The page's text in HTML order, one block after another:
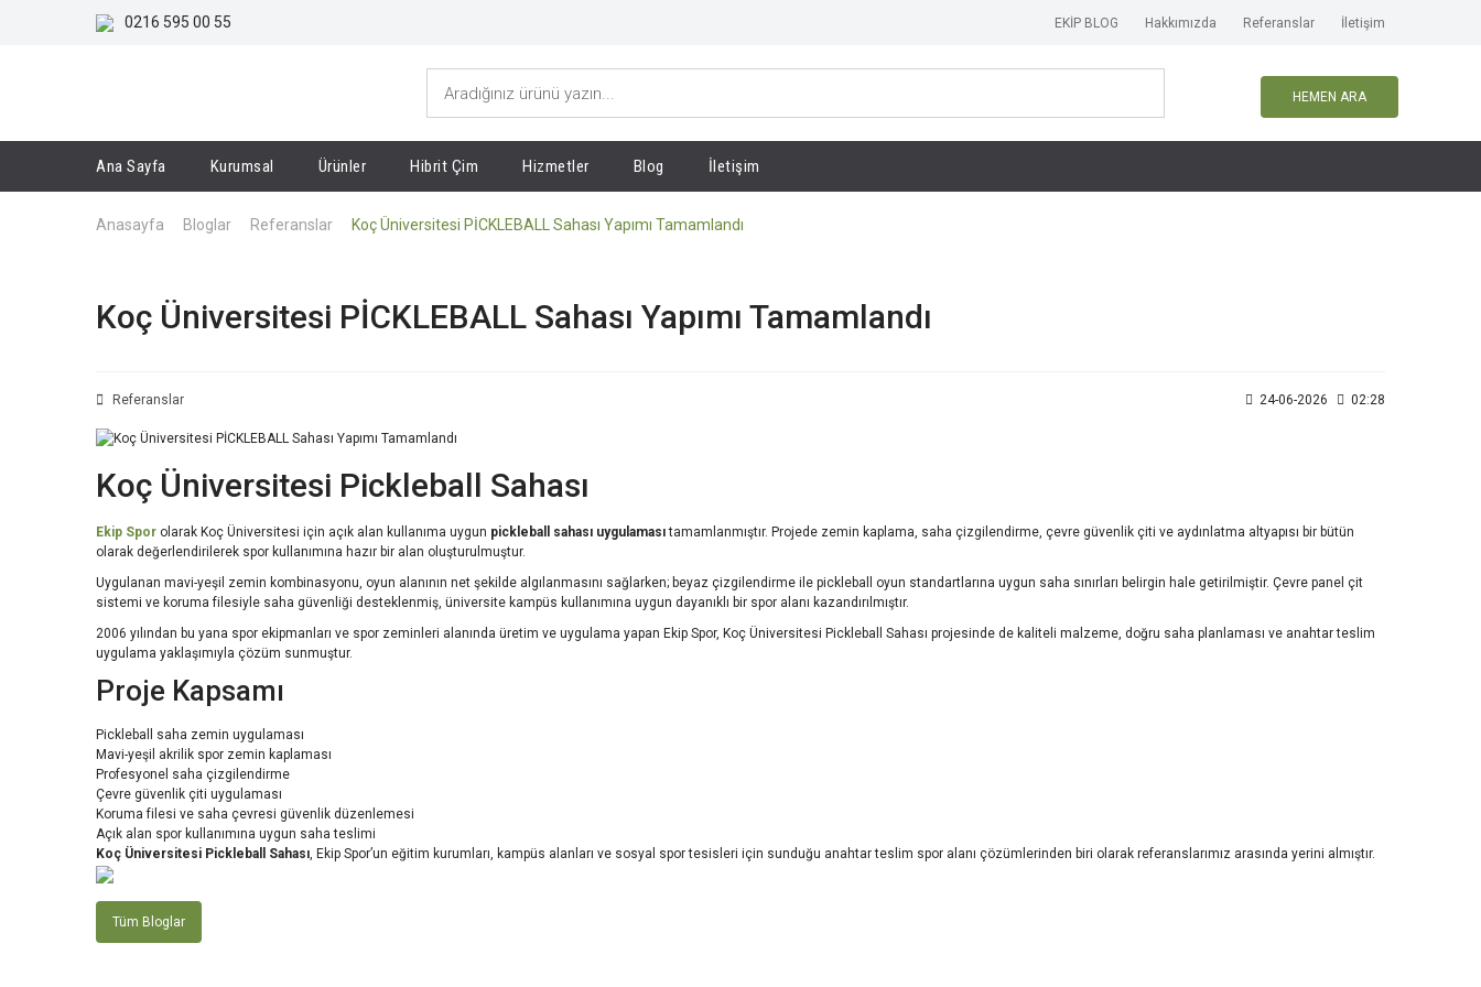
0216 595 00 55 EKİP BLOG Hakkımızda Referanslar İletişim
HEMEN ARA
Ana Sayfa Kurumsal Ürünler Hibrit Çim Hizmetler Blog İletişim
Anasayfa Bloglar Referanslar Koç Üniversitesi PİCKLEBALL Sahası Yapımı Tamamlandı
Koç Üniversitesi PİCKLEBALL Sahası Yapımı Tamamlandı
Referanslar 24-06-2026 02:28
Koç Üniversitesi Pickleball Sahası
Ekip Spor olarak Koç Üniversitesi için açık alan kullanıma uygun pickleball sahası uygulamasıtamamlanmıştır. Projede zemin kaplama, saha çizgilendirme, çevre güvenlik çiti ve aydınlatma altyapısı bir bütün
olarak değerlendirilerek spor kullanımına hazır bir alan oluşturulmuştur.
Uygulanan mavi-yeşil zemin kombinasyonu, oyun alanının net şekilde algılanmasını sağlarken; beyaz çizgilendirme ile pickleball oyun standartlarına uygun saha sınırları belirgin hale getirilmiştir. Çevre panel çit
sistemi ve koruma filesiyle saha güvenliği desteklenmiş, üniversite kampüs kullanımına uygun dayanıklı bir spor alanı kazandırılmıştır.
2006 yılından bu yana spor ekipmanları ve spor zeminleri alanında üretim ve uygulama yapan Ekip Spor, Koç Üniversitesi Pickleball Sahası projesinde de kaliteli malzeme, doğru saha planlaması ve anahtar teslim
uygulama yaklaşımıyla çözüm sunmuştur.
Proje Kapsamı
Pickleball saha zemin uygulaması
Mavi-yeşil akrilik spor zemin kaplaması
Profesyonel saha çizgilendirme
Çevre güvenlik çiti uygulaması
Koruma filesi ve saha çevresi güvenlik düzenlemesi
Açık alan spor kullanımına uygun saha teslimi
Koç Üniversitesi Pickleball Sahası, Ekip Spor’un eğitim kurumları, kampüs alanları ve sosyal spor tesisleri için sunduğu anahtar teslim spor alanı çözümlerinden biri olarak referanslarımız arasında yerini almıştır.
Tüm Bloglar